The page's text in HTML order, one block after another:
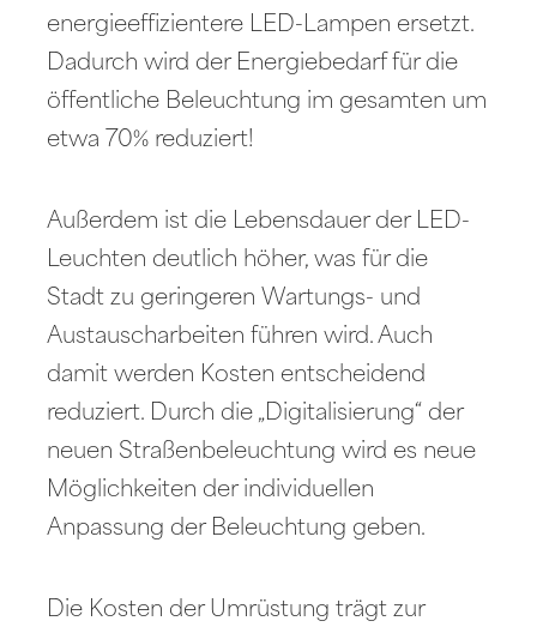
energieeffizientere LED-Lampen ersetzt.
Dadurch wird der Energiebedarf für die
öffentliche Beleuchtung im gesamten um
etwa 70% reduziert!
Außerdem ist die Lebensdauer der LED-
Leuchten deutlich höher, was für die
Stadt zu geringeren Wartungs- und
Austauscharbeiten führen wird. Auch
damit werden Kosten entscheidend
reduziert. Durch die „Digitalisierung“ der
neuen Straßenbeleuchtung wird es neue
Möglichkeiten der individuellen
Anpassung der Beleuchtung geben.
Die Kosten der Umrüstung trägt zur